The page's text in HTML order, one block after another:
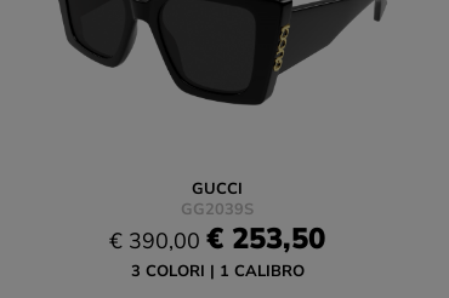
GUCCI
GG2039S
€ 390,00 € 253,50
3 COLORI 1 CALIBRO